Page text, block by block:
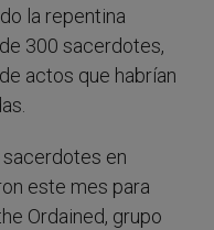
la repentina
300 sacerdotes,
actos que habrían
en
este mes para
Ordained, grupo